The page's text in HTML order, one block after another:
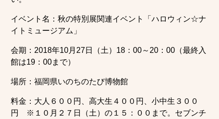
イベント名：秋の特別展関連イベント「ハロウィン☆ナ
イトミュージアム」
会期：2018年10月27日（土）18：00～20：00（最終入
館は19：00まで）
場所：福岡県いのちのたび博物館
料金：大人６００円、高大生４００円、小中生３００
円 ※１０月２７日（土）の１５：００まで。セブンチ